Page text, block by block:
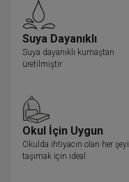
Suya Dayanıklı
Suya dayanıklı kumaştan
üretilmiştir
Okul İçin Uygun
Okulda ihtiyacın olan her şeyi
taşımak için ideal